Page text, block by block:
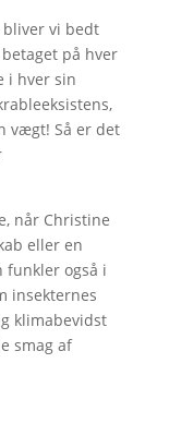
vi bedt
på hver
i hver sin
vægt! Så er det
når Christine
eller en
funkler også i
insekternes
klimabevidst
smag af